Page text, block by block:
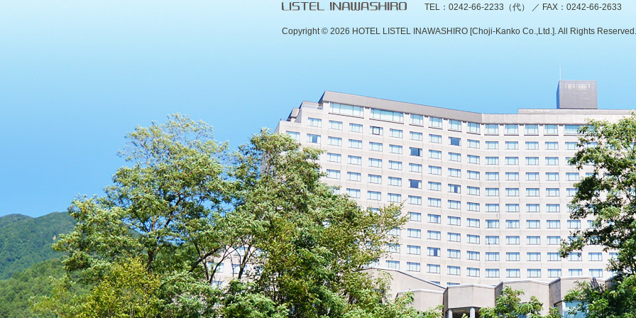
TEL：0242-66-2233（代） ／ FAX：0242-66-2633
Copyright © 2026 HOTEL LISTEL INAWASHIRO [Choji-Kanko Co.,Ltd.]. All Rights Reserved.